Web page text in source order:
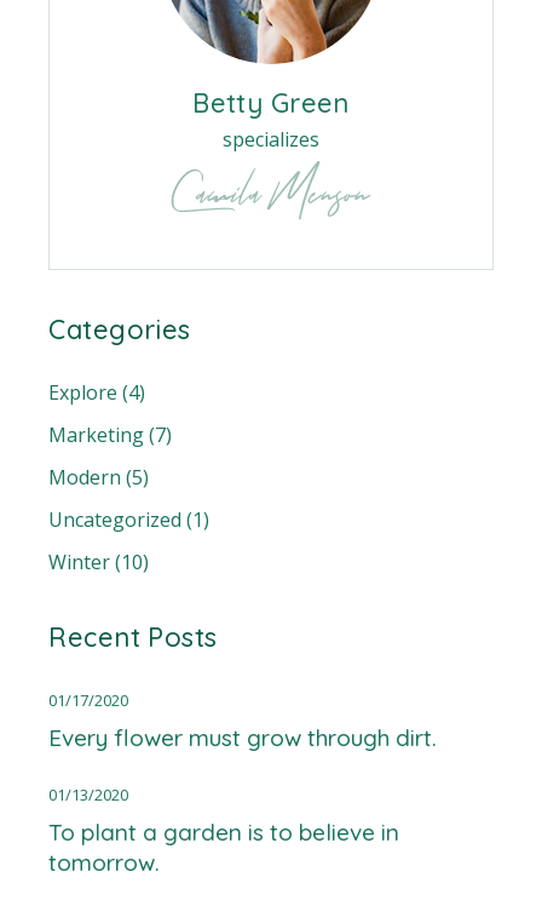
Betty Green
specializes
Categories
Explore (4)
Marketing(7)
Modern (5)
Uncategorized (1)
Winter(10)
Recent Posts
Every flower must grow through dirt.
01/17/2020
To plant a garden is to believe in
tomorrow.
01/13/2020